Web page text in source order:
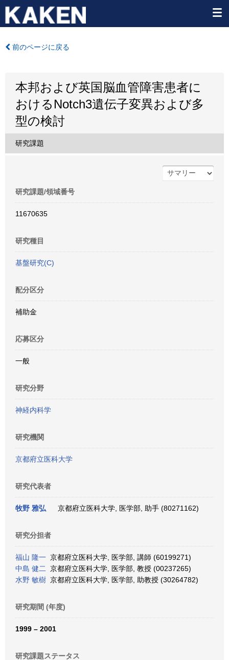
前のページに戻る
本邦および英国脳血管障害患者に
おけるNotch3遺伝子変異および多
型の検討
研究課題
研究課題/領域番号
11670635
研究種目
基盤研究(C)
配分区分
補助金
応募区分
一般
研究分野
神経内科学
研究機関
京都府立医科大学
研究代表者
牧野 雅弘 京都府立医科大学, 医学部, 助手 (80271162)
研究分担者
福山 隆一 京都府立医科大学, 医学部, 講師 (60199271)
中島 健二
京都府立医科大学, 医学部, 教授 (00237265)
水野 敏樹 京都府立医科大学, 医学部, 助教授 (30264782)
研究期間 (年度)
1999 – 2001
研究課題ステータス